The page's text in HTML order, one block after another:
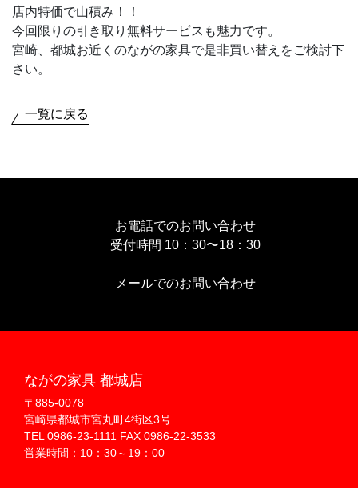
店内特価で山積み！！
今回限りの引き取り無料サービスも魅力です。
宮崎、都城お近くのながの家具で是非買い替えをご検討下
さい。
一覧に戻る
お電話でのお問い合わせ
受付時間 10：30〜18：30
メールでのお問い合わせ
ながの家具 都城店
〒885-0078
宮崎県都城市宮丸町4街区3号
TEL 0986-23-1111 FAX 0986-22-3533
営業時間：10：30～19：00